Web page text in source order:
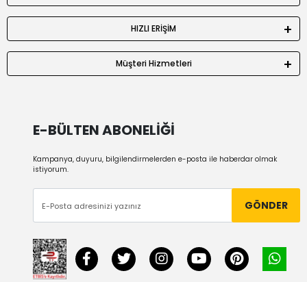
HIZLI ERİŞİM
Müşteri Hizmetleri
E-BÜLTEN ABONELİĞİ
Kampanya, duyuru, bilgilendirmelerden e-posta ile haberdar olmak
istiyorum.
GÖNDER